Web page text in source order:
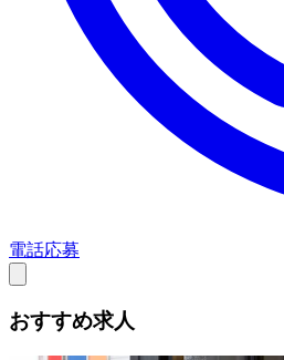
電話応募
おすすめ求人